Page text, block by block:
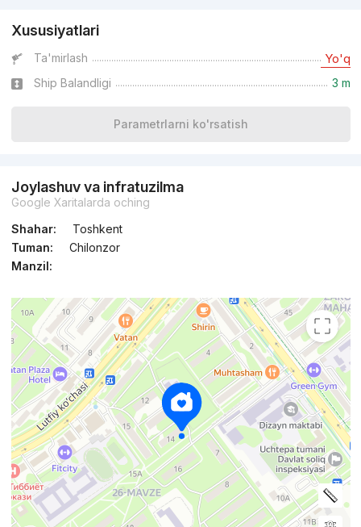
Xususiyatlari
Ta'mirlash Yo'q
Ship Balandligi 3 m
Parametrlarni ko'rsatish
Joylashuv va infratuzilma
Google Xaritalarda oching
Shahar:
Toshkent
Tuman:
Chilonzor
Manzil: